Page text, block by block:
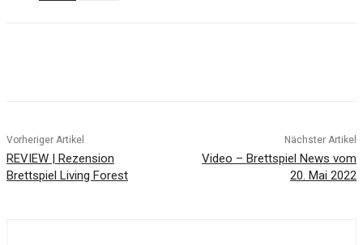
Vorheriger Artikel
REVIEW | Rezension
Brettspiel Living Forest
Nächster Artikel
Video – Brettspiel News vom
20. Mai 2022